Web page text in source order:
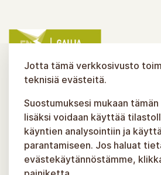
Jotta tämä verkkosivusto
teknisiä evästeitä.
Suostumuksesi mukaan
lisäksi voidaan käyttää
käyntien analysointiin ja
parantamiseen. Jos haluat
evästekäytännöstämme,